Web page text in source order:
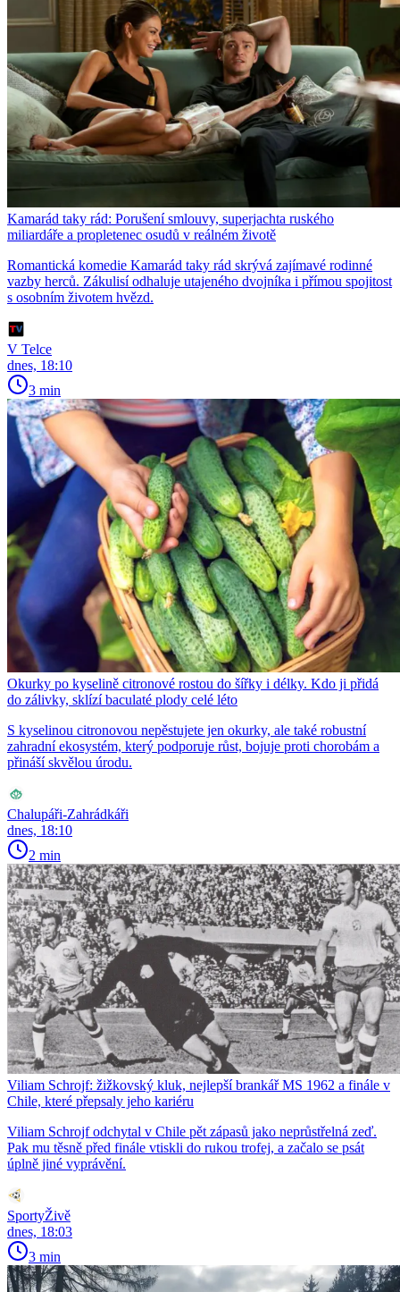
Kamarád taky rád: Porušení smlouvy, superjachta ruského
miliardáře a propletenec osudů v reálném životě
Romantická komedie Kamarád taky rád skrývá zajímavé rodinné
vazby herců. Zákulisí odhaluje utajeného dvojníka i přímou spojitost
s osobním životem hvězd.
V Telce
dnes, 18:10
3 min
Okurky po kyselině citronové rostou do šířky i délky. Kdo ji přidá
do zálivky, sklízí baculaté plody celé léto
S kyselinou citronovou nepěstujete jen okurky, ale také robustní
zahradní ekosystém, který podporuje růst, bojuje proti chorobám a
přináší skvělou úrodu.
Chalupáři-Zahrádkáři
dnes, 18:10
2 min
Viliam Schrojf: žižkovský kluk, nejlepší brankář MS 1962 a finále v
Chile, které přepsaly jeho kariéru
Viliam Schrojf odchytal v Chile pět zápasů jako neprůstřelná zeď.
Pak mu těsně před finále vtiskli do rukou trofej, a začalo se psát
úplně jiné vyprávění.
SportyŽivě
dnes, 18:03
3 min